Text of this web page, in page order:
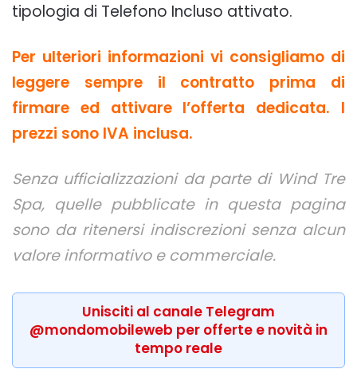
tipologia di Telefono Incluso attivato.
Per ulteriori informazioni vi consigliamo di
leggere sempre il contratto prima di
firmare ed attivare l’offerta dedicata. I
prezzi sono IVA inclusa.
Senza ufficializzazioni da parte di Wind Tre
Spa, quelle pubblicate in questa pagina
sono da ritenersi indiscrezioni senza alcun
valore informativo e commerciale.
Unisciti al canale Telegram
@mondomobileweb per offerte e novità in
tempo reale